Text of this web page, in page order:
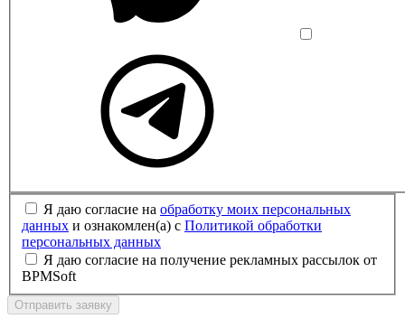
Я даю согласие на обработку моих персональных
данных и ознакомлен(а) с Политикой обработки
персональных данных
Я даю согласие на получение рекламных рассылок от
BPMSoft
Отправить заявку